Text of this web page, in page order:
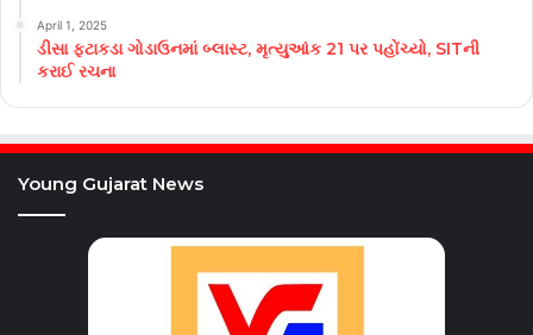
April 1, 2025
ડીસા ફટાકડા ગોડાઉનમાં બ્લાસ્ટ, મૃત્યુઆંક 21 પર પહોંચ્યો, SITની
કરાઈ રચના
Young Gujarat News